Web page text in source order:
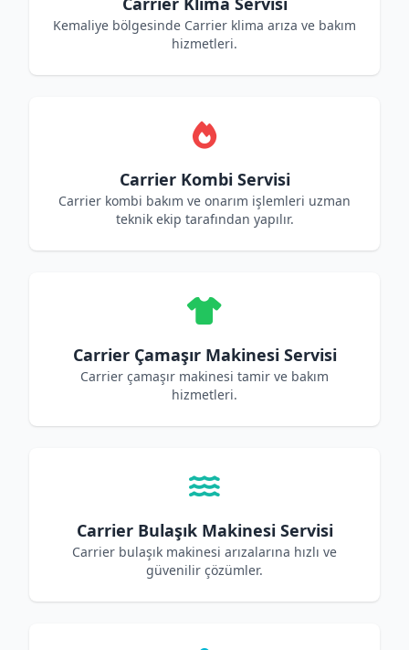
Kemaliye bölgesinde Carrier klima arıza ve bakım
hizmetleri.
Carrier Kombi Servisi
Carrier kombi bakım ve onarım işlemleri uzman
teknik ekip tarafından yapılır.
Carrier Çamaşır Makinesi Servisi
Carrier çamaşır makinesi tamir ve bakım
hizmetleri.
Carrier Bulaşık Makinesi Servisi
Carrier bulaşık makinesi arızalarına hızlı ve
güvenilir çözümler.